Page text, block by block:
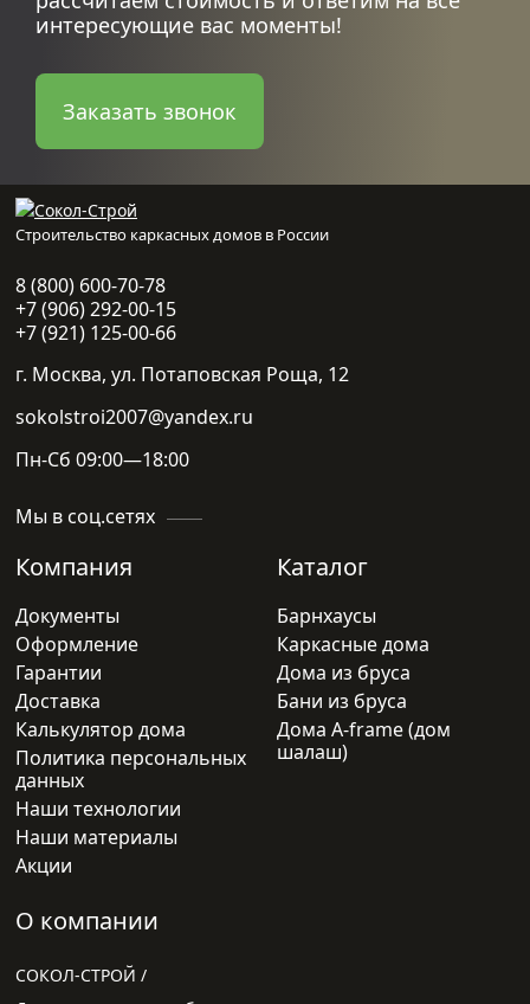
архитектурных форм, большой площадью
решениями с возможностью внесения
изменений на этапе проектирования или в
процессе эксплуатации сооружения.
Важные особенности:
все признаки амбарного домостроительства.
Проект предусматривает наличие места для
навеса или крытого помещения.
можно использовать для хранения
инструментария, садового инвентаря,
используемых предметов домашнего
обихода, многого другого.
3.Вариативность. Предлагаем амбарные дома
в одно-, полутора- или двухэтажном
исполнении различной площади и
компоновки жилых помещений.
Для строительства используем
профилированный или нестроганный брус,
доску естественной влажности, другие
натуральные материалы с исключительными
интересующие вас моменты!
Заказать звонок
Строительство каркасных домов в России
8 (800) 600-70-78
+7 (906) 292-00-15
+7 (921) 125-00-66
г. Москва, ул. Потаповская Роща, 12
sokolstroi2007@yandex.ru
Пн-Сб 09:00—18:00
Мы в соц.сетях
Компания
Документы
Оформление
Гарантии
Доставка
Калькулятор дома
Политика персональных
данных
Наши технологии
Наши материалы
Акции
Каталог
Барнхаусы
Каркасные дома
Дома из бруса
Бани из бруса
Дома A-frame (дом
шалаш)
О компании
СОКОЛ-СТРОЙ /